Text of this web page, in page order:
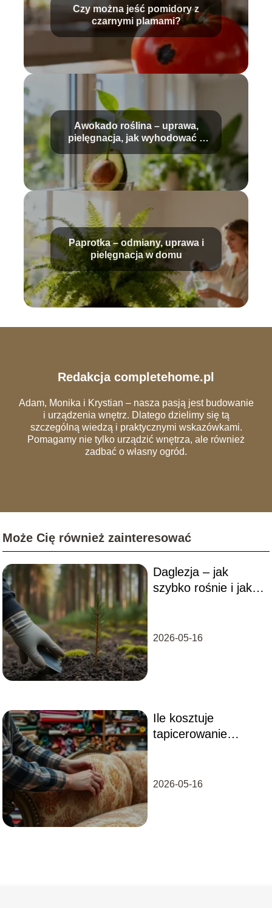
Czy można jeść pomidory z
czarnymi plamami?
Awokado roślina – uprawa,
pielęgnacja, jak wyhodować z
pestki?
Paprotka – odmiany, uprawa i
pielęgnacja w domu
Redakcja completehome.pl
Adam, Monika i Krystian – nasza pasją jest budowanie
i urządzenia wnętrz. Dlatego dzielimy się tą
szczególną wiedzą i praktycznymi wskazówkami.
Pomagamy nie tylko urządzić wnętrza, ale również
zadbać o własny ogród.
Może Cię również zainteresować
Daglezja – jak
szybko rośnie i jak
2026-05-16
Ile kosztuje
tapicerowanie
2026-05-16